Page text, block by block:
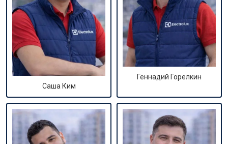
Саша Ким
Геннадий Горелкин